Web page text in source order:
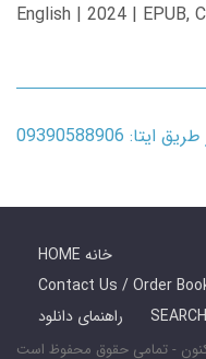
English | 2024 | EPUB,
09390588906
HOME خانه
راهنمای دانلود